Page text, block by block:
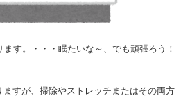
す。・・・眠たいな～、でも頑張ろう！
ますが、掃除やストレッチまたはその両方